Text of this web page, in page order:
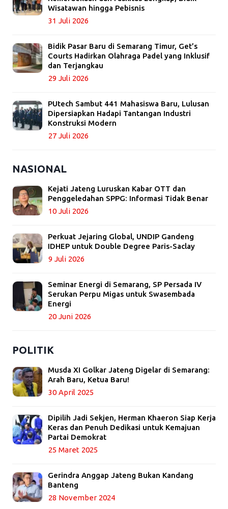
Wisatawan hingga Pebisnis
31 Juli 2026
Bidik Pasar Baru di Semarang Timur, Get’s
Courts Hadirkan Olahraga Padel yang Inklusif
dan Terjangkau
29 Juli 2026
PUtech Sambut 441 Mahasiswa Baru, Lulusan
Dipersiapkan Hadapi Tantangan Industri
Konstruksi Modern
27 Juli 2026
NASIONAL
Kejati Jateng Luruskan Kabar OTT dan
Penggeledahan SPPG: Informasi Tidak Benar
10 Juli 2026
Perkuat Jejaring Global, UNDIP Gandeng
IDHEP untuk Double Degree Paris-Saclay
9 Juli 2026
Seminar Energi di Semarang, SP Persada IV
Serukan Perpu Migas untuk Swasembada
Energi
20 Juni 2026
POLITIK
Musda XI Golkar Jateng Digelar di Semarang:
Arah Baru, Ketua Baru!
30 April 2025
Dipilih Jadi Sekjen, Herman Khaeron Siap Kerja
Keras dan Penuh Dedikasi untuk Kemajuan
Partai Demokrat
25 Maret 2025
Gerindra Anggap Jateng Bukan Kandang
Banteng
28 November 2024